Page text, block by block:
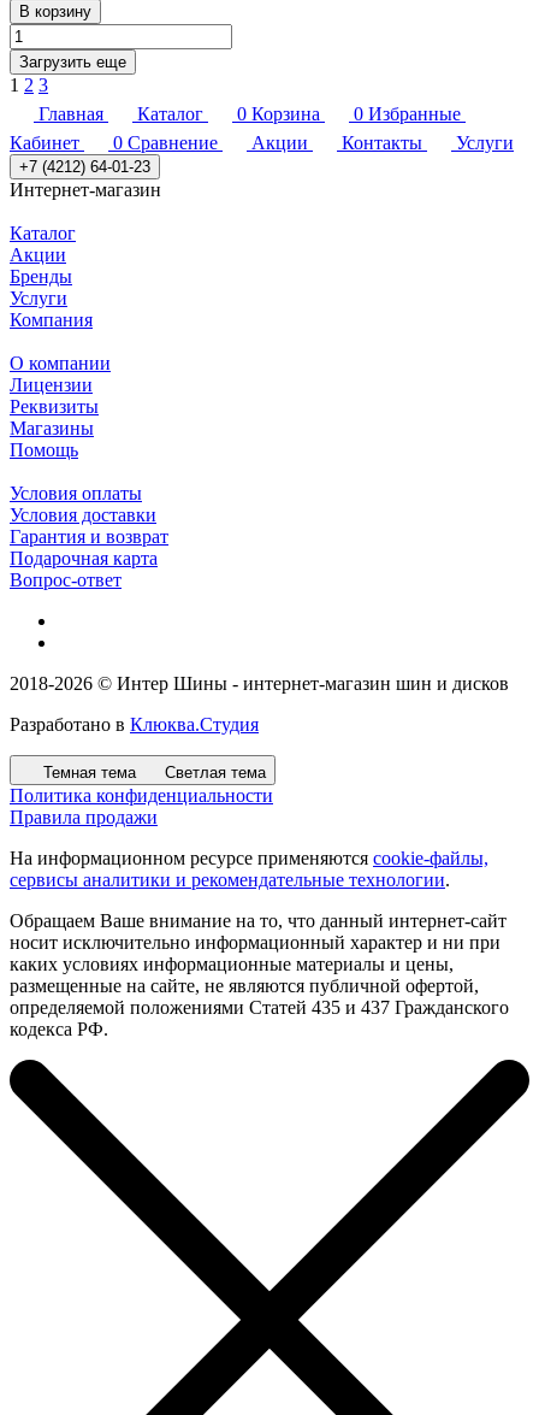
В корзину
Загрузить еще
1 2 3
Главная
Каталог 0 Корзина 0 Избранные
Кабинет
0 Сравнение Акции Контакты Услуги
+7 (4212) 64-01-23
Интернет-магазин
Каталог
Акции
Бренды
Услуги
Компания
О компании
Лицензии
Реквизиты
Магазины
Помощь
Условия оплаты
Условия доставки
Гарантия и возврат
Подарочная карта
Вопрос-ответ
2018-2026 © Интер Шины - интернет-магазин шин и дисков
Разработано в Клюква.Студия
Темная тема Светлая тема
Политика конфиденциальности
Правила продажи
На информационном ресурсе применяются cookie-файлы,
сервисы аналитики и рекомендательные технологии.
Обращаем Ваше внимание на то, что данный интернет-сайт
носит исключительно информационный характер и ни при
каких условиях информационные материалы и цены,
размещенные на сайте, не являются публичной офертой,
определяемой положениями Статей 435 и 437 Гражданского
кодекса РФ.